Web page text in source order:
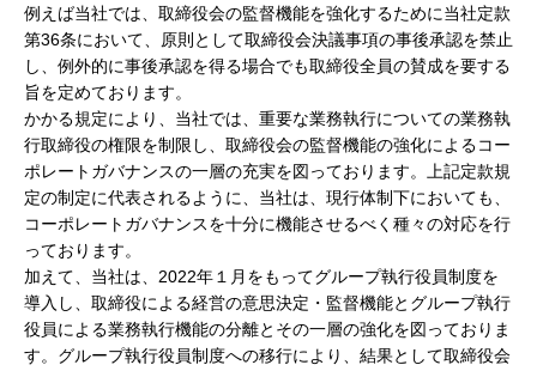
例えば当社では、取締役会の監督機能を強化するために当社定款
第36条において、原則として取締役会決議事項の事後承認を禁止
し、例外的に事後承認を得る場合でも取締役全員の賛成を要する
旨を定めております。
かかる規定により、当社では、重要な業務執行についての業務執
行取締役の権限を制限し、取締役会の監督機能の強化によるコー
ポレートガバナンスの一層の充実を図っております。上記定款規
定の制定に代表されるように、当社は、現行体制下においても、
コーポレートガバナンスを十分に機能させるべく種々の対応を行
っております。
加えて、当社は、2022年１月をもってグループ執行役員制度を
導入し、取締役による経営の意思決定・監督機能とグループ執行
役員による業務執行機能の分離とその一層の強化を図っておりま
す。グループ執行役員制度への移行により、結果として取締役会